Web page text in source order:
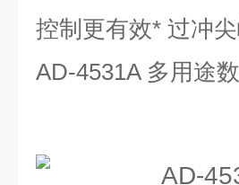
控制更有效* 过冲
AD-4531A 多用途